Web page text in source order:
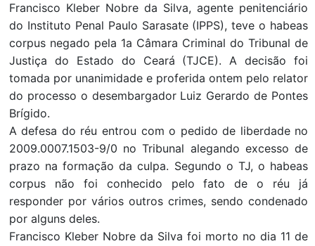
Francisco Kleber Nobre da Silva, agente penitenciário
do Instituto Penal Paulo Sarasate (IPPS), teve o habeas
corpus negado pela 1a Câmara Criminal do Tribunal de
Justiça do Estado do Ceará (TJCE). A decisão foi
tomada por unanimidade e proferida ontem pelo relator
do processo o desembargador Luiz Gerardo de Pontes
Brígido.
A defesa do réu entrou com o pedido de liberdade no
2009.0007.1503-9/0 no Tribunal alegando excesso de
prazo na formação da culpa. Segundo o TJ, o habeas
corpus não foi conhecido pelo fato de o réu já
responder por vários outros crimes, sendo condenado
por alguns deles.
Francisco Kleber Nobre da Silva foi morto no dia 11 de